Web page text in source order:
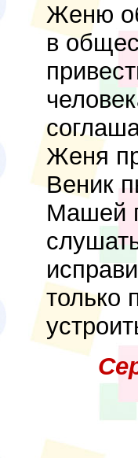
Женю
в
Женя
Веник
Машей
только